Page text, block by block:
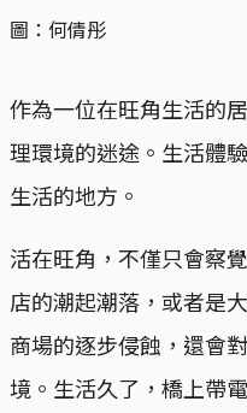
圖：何倩彤
作為一位在旺角生活的
理環境的迷途。生活體
生活的地方。
活在旺角，不僅只會察
店的潮起潮落，或者是
商場的逐步侵蝕，還會
境。生活久了，橋上帶